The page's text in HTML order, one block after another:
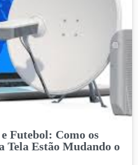
Futebol: Como os
Tela Estão Mudando o